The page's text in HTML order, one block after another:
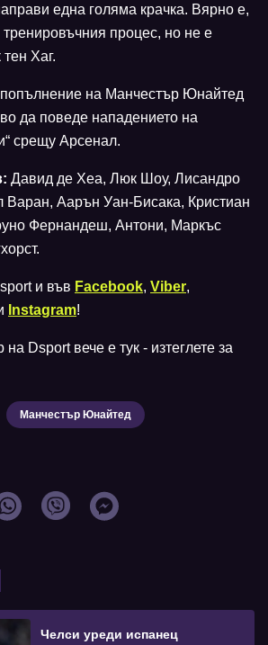
една голяма крачка. Вярно е,
процес, но не е
тен Хаг.
на Манчестър Юнайтед
да поведе нападението на
срещу Арсенал.
Давид де Хеа, Люк Шоу, Лисандро
Варан, Аарън Уан-Бисака, Кристиан
Фернандеш, Антони, Маркъс
и във Facebook, Viber,
Instagram!
Dsport вече е тук - изтеглете за
Манчестър Юнайтед
Челси уреди испанец